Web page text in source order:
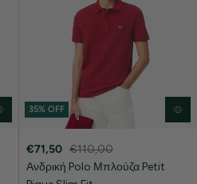
35% OFF
€71,50 €110,00
Ανδρική Polo Μπλούζα Petit